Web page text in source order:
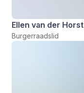
Ellen van der Horst
Burgerraadslid